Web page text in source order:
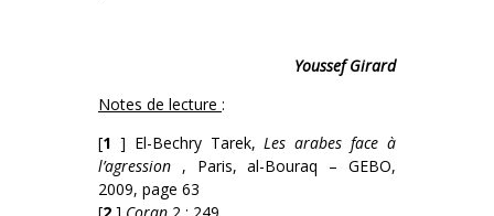
Youssef Girard
Notes de lecture :
[1 ] El-Bechry Tarek, Les arabes face à
l’agression , Paris, al-Bouraq – GEBO,
2009, page 63